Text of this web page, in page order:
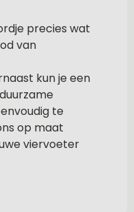
precies wat
van
kun je een
te
op maat
viervoeter